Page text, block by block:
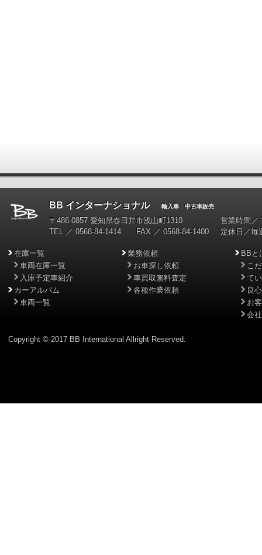
BB インターナショナル輸入車 中古車販売
〒486-0857 愛知県春日井市浅山町1310
TEL ／ 0568-84-1414 FAX ／ 0568-84-1400
営業時間／
定休日／毎
在庫一覧
車両在庫一覧
入庫予定車紹介
カーアルバム
車両一覧
業務依頼
お車探し依頼
車買取無料査定
各種作業依頼
BBと
こ
て
良
お
会
Copyright © 2017 BB International Allright Reserved.